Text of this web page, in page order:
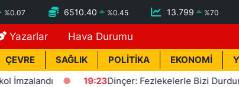
%0.07 6510.40 %0.45 13.799 %70
Yazarlar Hava Durumu
ÇEVRE SAĞLIK POLİTİKA EKONOMİ
19:23 Dinçer: Fezlekelerle Bizi